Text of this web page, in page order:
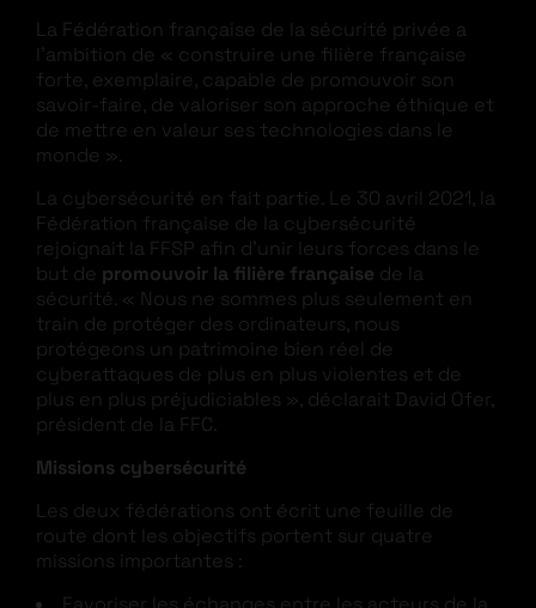
La Fédération française de la sécurité privée a
l’ambition de « construire une filière française
forte, exemplaire, capable de promouvoir son
savoir-faire, de valoriser son approche éthique et
de mettre en valeur ses technologies dans le
monde ».
La cybersécurité en fait partie. Le 30 avril 2021, la
Fédération française de la cybersécurité
rejoignait la FFSP afin d’unir leurs forces dans le
but de promouvoir la filière française de la
sécurité. « Nous ne sommes plus seulement en
train de protéger des ordinateurs, nous
protégeons un patrimoine bien réel de
cyberattaques de plus en plus violentes et de
plus en plus préjudiciables », déclarait David Ofer,
président de la FFC.
Missions cybersécurité
Les deux fédérations ont écrit une feuille de
route dont les objectifs portent sur quatre
missions importantes :